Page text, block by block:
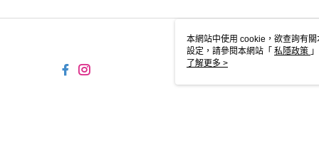
本網站中使用 cookie，欲查詢有
設定，請參閱本網站「 私隱政策
用 cookie。
了解更多 >